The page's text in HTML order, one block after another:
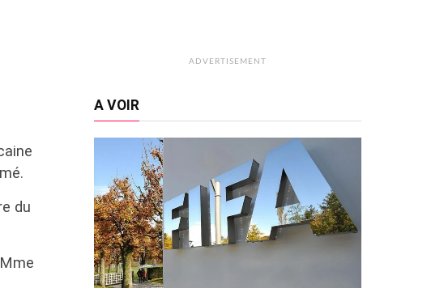
du
ADVERTISEMENT
A VOIR